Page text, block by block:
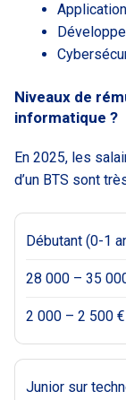
Niveaux de
informatique ?
En 2025, les
d’un BTS sont
Débutant (0-1
28 000 – 35
2 000 – 2 500 €
Junior sur